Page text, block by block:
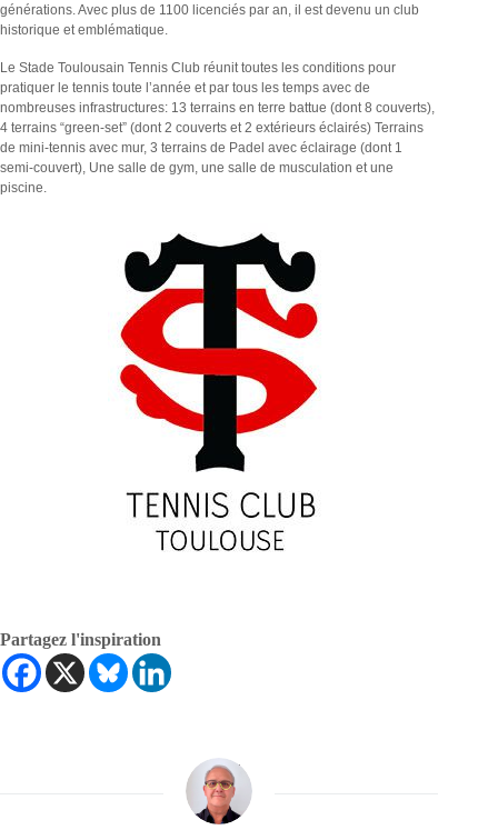
générations. Avec plus de 1100 licenciés par an, il est devenu un club
historique et emblématique.
Le Stade Toulousain Tennis Club réunit toutes les conditions pour
pratiquer le tennis toute l’année et par tous les temps avec de
nombreuses infrastructures: 13 terrains en terre battue (dont 8 couverts),
4 terrains “green-set” (dont 2 couverts et 2 extérieurs éclairés) Terrains
de mini-tennis avec mur, 3 terrains de Padel avec éclairage (dont 1
semi-couvert), Une salle de gym, une salle de musculation et une
piscine.
Partagez l'inspiration